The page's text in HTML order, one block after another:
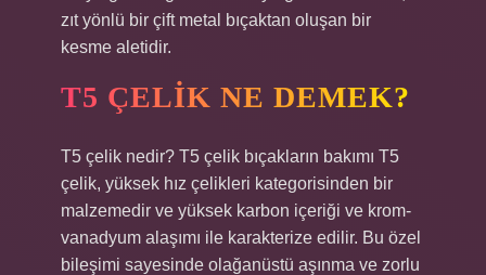
zıt yönlü bir çift metal bıçaktan oluşan bir
kesme aletidir.
T5 ÇELIK NE DEMEK?
T5 çelik nedir? T5 çelik bıçakların bakımı T5
çelik, yüksek hız çelikleri kategorisinden bir
malzemedir ve yüksek karbon içeriği ve krom-
vanadyum alaşımı ile karakterize edilir. Bu özel
bileşimi sayesinde olağanüstü aşınma ve zorlu